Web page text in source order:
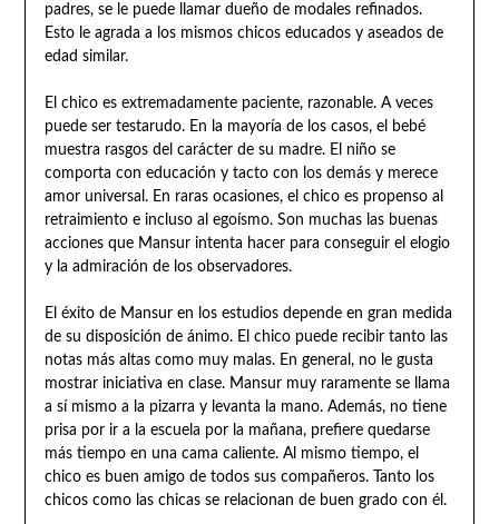
padres, se le puede llamar dueño de modales refinados.
Esto le agrada a los mismos chicos educados y aseados de
edad similar.
El chico es extremadamente paciente, razonable. A veces
puede ser testarudo. En la mayoría de los casos, el bebé
muestra rasgos del carácter de su madre. El niño se
comporta con educación y tacto con los demás y merece
amor universal. En raras ocasiones, el chico es propenso al
retraimiento e incluso al egoísmo. Son muchas las buenas
acciones que Mansur intenta hacer para conseguir el elogio
y la admiración de los observadores.
El éxito de Mansur en los estudios depende en gran medida
de su disposición de ánimo. El chico puede recibir tanto las
notas más altas como muy malas. En general, no le gusta
mostrar iniciativa en clase. Mansur muy raramente se llama
a sí mismo a la pizarra y levanta la mano. Además, no tiene
prisa por ir a la escuela por la mañana, prefiere quedarse
más tiempo en una cama caliente. Al mismo tiempo, el
chico es buen amigo de todos sus compañeros. Tanto los
chicos como las chicas se relacionan de buen grado con él.